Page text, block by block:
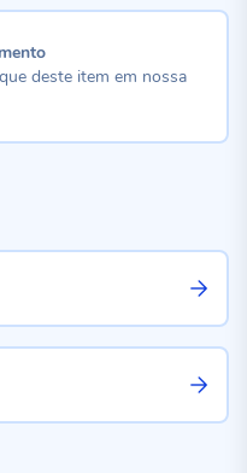
deste item em nossa